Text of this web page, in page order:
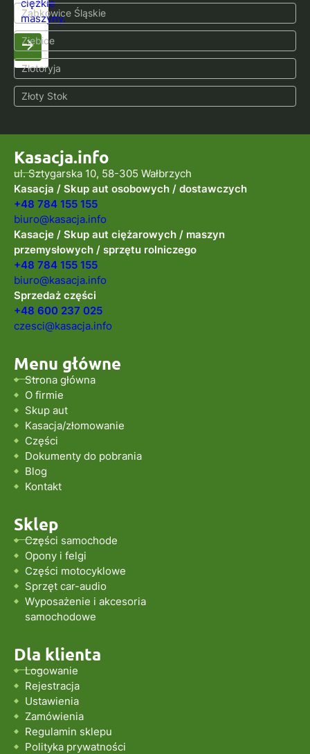
ciężkie
maszyny.
Ząbkowice Śląskie
Ziębice
Złotoryja
Złoty Stok
Kasacja.info
ul. Sztygarska 10, 58-305 Wałbrzych
Kasacja / Skup aut osobowych / dostawczych
+48 784 155 155
biuro@kasacja.info
Kasacje / Skup aut ciężarowych / maszyn
przemysłowych / sprzętu rolniczego
+48 784 155 155
biuro@kasacja.info
Sprzedaż części
+48 600 237 025
czesci@kasacja.info
Menu główne
Strona główna
O firmie
Skup aut
Kasacja/złomowanie
Części
Dokumenty do pobrania
Blog
Kontakt
Sklep
Części samochode
Opony i felgi
Części motocyklowe
Sprzęt car-audio
Wyposażenie i akcesoria
samochodowe
Dla klienta
Logowanie
Rejestracja
Ustawienia
Zamówienia
Regulamin sklepu
Polityka prywatności